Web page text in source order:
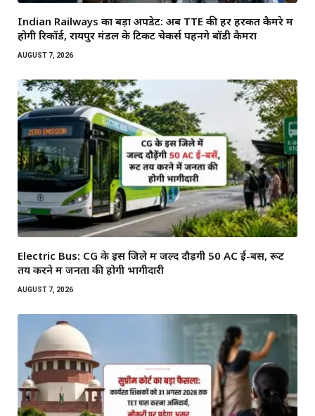
Indian Railways का बड़ा अपडेट: अब TTE की हर हरकत कैमरे में
होगी रिकॉर्ड, रायपुर मंडल के टिकट चेकर्स पहनेंगे बॉडी कैमरा
AUGUST 7, 2026
Electric Bus: CG के इस जिले में जल्द दौड़ेंगी 50 AC ई-बसें, रूट
तय करने में जनता की होगी भागीदारी
AUGUST 7, 2026